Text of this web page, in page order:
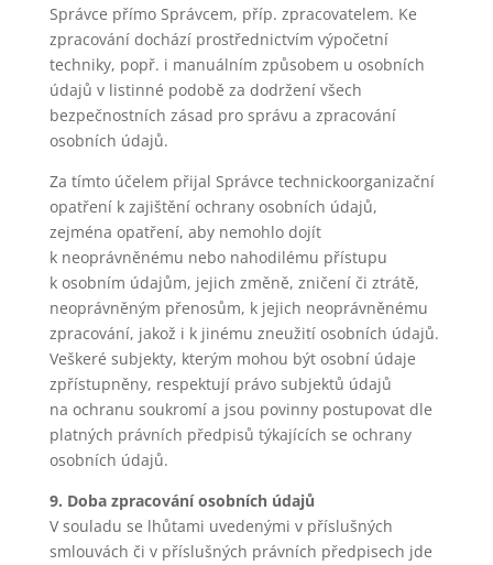
Správce přímo Správcem, příp. zpracovatelem. Ke
zpracování dochází prostřednictvím výpočetní
techniky, popř. i manuálním způsobem u osobních
údajů v listinné podobě za dodržení všech
bezpečnostních zásad pro správu a zpracování
osobních údajů.
Za tímto účelem přijal Správce technickoorganizační
opatření k zajištění ochrany osobních údajů,
zejména opatření, aby nemohlo dojít
k neoprávněnému nebo nahodilému přístupu
k osobním údajům, jejich změně, zničení či ztrátě,
neoprávněným přenosům, k jejich neoprávněnému
zpracování, jakož i k jinému zneužití osobních údajů.
Veškeré subjekty, kterým mohou být osobní údaje
zpřístupněny, respektují právo subjektů údajů
na ochranu soukromí a jsou povinny postupovat dle
platných právních předpisů týkajících se ochrany
osobních údajů.
9. Doba zpracování osobních údajů
V souladu se lhůtami uvedenými v příslušných
smlouvách či v příslušných právních předpisech jde